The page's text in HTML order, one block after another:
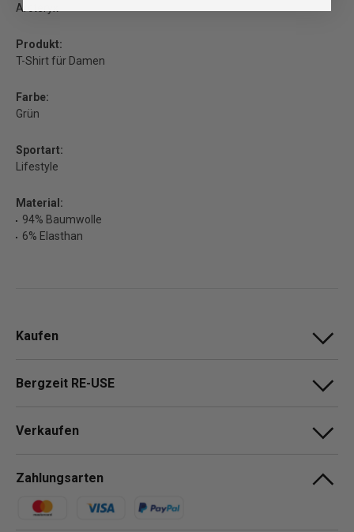
Arcteryx
Produkt:
T-Shirt für Damen
Farbe:
Grün
Sportart:
Lifestyle
Material:
94% Baumwolle
6% Elasthan
Kaufen
Bergzeit RE-USE
Verkaufen
Zahlungsarten
Zahlungsmethoden